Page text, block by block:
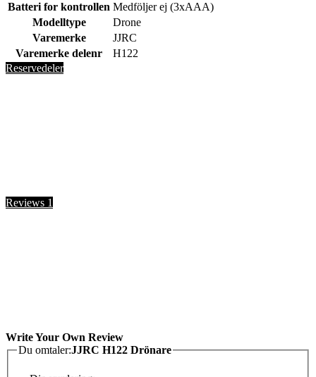
Batteri for kontrollen Medföljer ej (3xAAA)
Modelltype
Drone
Varemerke
JJRC
Varemerke delenr
H122
Reservedeler
Reviews 1
Write Your Own Review
Du omtaler:JJRC H122 Drönare